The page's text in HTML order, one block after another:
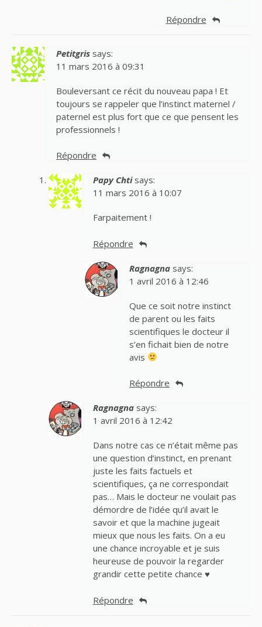
Répondre
Petitgris says:
11 mars 2016 à 09:31
Bouleversant ce récit du nouveau papa ! Et
toujours se rappeler que l’instinct maternel /
paternel est plus fort que ce que pensent les
professionnels !
Répondre
Papy Chti says:
11 mars 2016 à 10:07
Farpaitement !
Répondre
Ragnagna says:
1 avril 2016 à 12:46
Que ce soit notre instinct
de parent ou les faits
scientifiques le docteur il
s’en fichait bien de notre
avis
Répondre
Ragnagna says:
1 avril 2016 à 12:42
Dans notre cas ce n’était même pas
une question d’instinct, en prenant
juste les faits factuels et
scientifiques, ça ne correspondait
pas… Mais le docteur ne voulait pas
démordre de l’idée qu’il avait le
savoir et que la machine jugeait
mieux que nous les faits. On a eu
une chance incroyable et je suis
heureuse de pouvoir la regarder
grandir cette petite chance ♥
Répondre